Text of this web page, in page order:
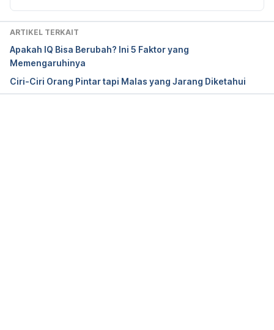
women-scientist-claims.html diakses pada
01/09/2017 pukul 10.02 WIB.
ARTIKEL TERKAIT
Apakah IQ Bisa Berubah? Ini 5 Faktor yang
Memengaruhinya
Ciri-Ciri Orang Pintar tapi Malas yang Jarang Diketahui